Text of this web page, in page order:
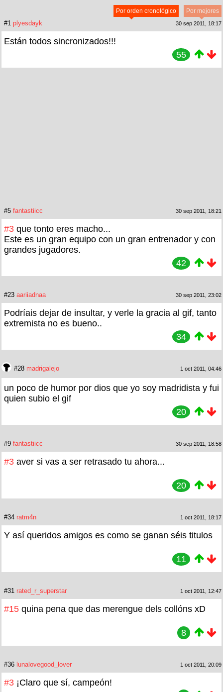
Por mejores
Por orden cronológico
#1 plyesdayk 30 sep 2011, 18:17
Están todos sincronizados!!!
55
#5 fantastiicc 30 sep 2011, 18:21
#3 que tonto eres macho...
Este es un gran equipo con un gran entrenador y con
grandes jugadores.
42
#23 aariiadnaa 30 sep 2011, 23:02
Podríais dejar de insultar, y verle la gracia al gif, tanto
extremista no es bueno..
34
#28 madrigalejo 1 oct 2011, 04:46
un poco de humor por dios que yo soy madridista y fui
quien subio el gif
20
#9 fantastiicc 30 sep 2011, 18:58
#3 aver si vas a ser retrasado tu ahora...
20
#34 ratm4n 1 oct 2011, 18:17
Y así queridos amigos es como se ganan séis titulos
11
#31 rated_r_superstar 1 oct 2011, 12:47
#15 quina pena que das merengue dels collóns xD
8
#36 lunalovegood_lover 1 oct 2011, 20:09
#3 ¡Claro que sí, campeón!